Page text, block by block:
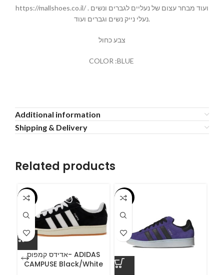
https://mallshoes.co.il/ ועוד מבחר עצום של נעליים לגברים ונשים .
נעלי נייק נשים וגברים ועוד.
צבע כחול
COLOR :BLUE
Additional information
Shipping & Delivery
Related products
-55%
אדידס קמפוס- ADIDAS
CAMPUSE Black/White
-55%